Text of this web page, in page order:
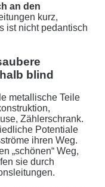
an den
kurz,
ist nicht pedantisch
blind
metallische Teile
Zählerschrank.
Potentiale
ihren Weg.
„schönen“ Weg,
sie durch